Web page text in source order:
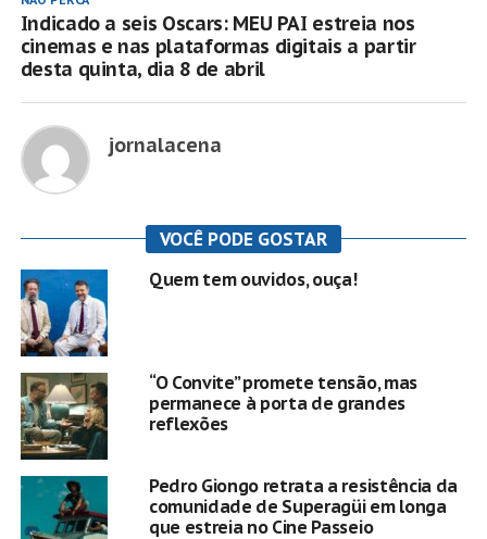
Indicado a seis Oscars: MEU PAI estreia nos
cinemas e nas plataformas digitais a partir
desta quinta, dia 8 de abril
jornalacena
VOCÊ PODE GOSTAR
Quem tem ouvidos, ouça!
“O Convite” promete tensão, mas
permanece à porta de grandes
reflexões
Pedro Giongo retrata a resistência da
comunidade de Superagüi em longa
que estreia no Cine Passeio